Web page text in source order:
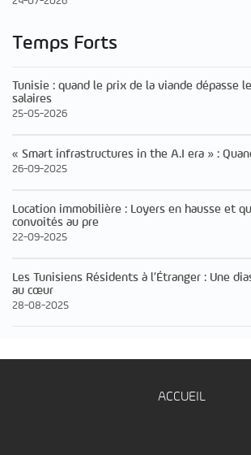
Temps Forts
Tunisie : quand le prix de la viande dépasse
salaires
25-05-2026
« Smart infrastructures in the A.I era » :
26-09-2025
Location immobilière : Loyers en hausse et
convoités au pre
22-09-2025
Les Tunisiens Résidents à l’Étranger : Une
au cœur
28-08-2025
ACCUEIL